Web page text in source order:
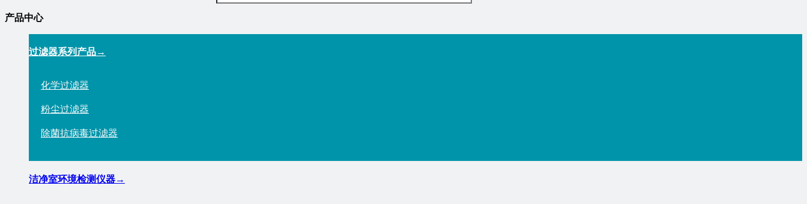
产品中心
过滤器系列产品→
化学过滤器
粉尘过滤器
除菌抗病毒过滤器
洁净室环境检测仪器→